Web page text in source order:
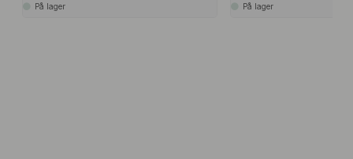
På lager På lager